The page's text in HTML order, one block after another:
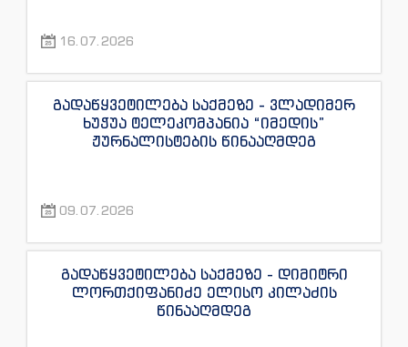
“ექსკლუზივტივის” ჟურნალისტების
16.07.2026
გადაწყვეტილება საქმეზე - ვლადიმერ
ხუჭუა ტელეკომპანია “იმედის”
ჟურნალისტების წინააღმდეგ
09.07.2026
გადაწყვეტილება საქმეზე - დიმიტრი
ლორთქიფანიძე ელისო კილაძის
წინააღმდეგ